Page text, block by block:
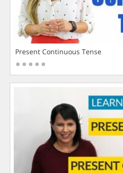
Present Continuous Tense